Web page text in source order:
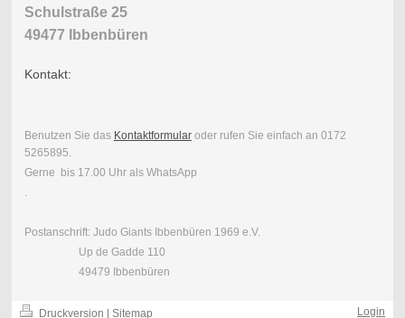
Schulstraße 25
49477 Ibbenbüren
Kontakt:
Benutzen Sie das Kontaktformularoder rufen Sie einfach an 0172
5265895.
Gerne bis 17.00 Uhr als WhatsApp
.
Postanschrift: Judo Giants Ibbenbüren 1969 e.V.
Up de Gadde 110
49479 Ibbenbüren
Druckversion | Sitemap Login